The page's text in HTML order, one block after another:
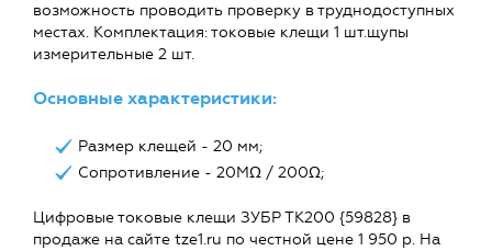
возможность проводить проверку в труднодоступных
местах. Комплектация: токовые клещи 1 шт.щупы
измерительные 2 шт.
Основные характеристики:
Размер клещей - 20 мм;
Сопротивление - 20MΩ / 200Ω;
Цифровые токовые клещи ЗУБР ТК200 {59828} в
продаже на сайте tze1.ru по честной цене 1 950 р. На